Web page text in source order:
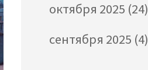
октября 2025 (24)
сентября 2025 (4)